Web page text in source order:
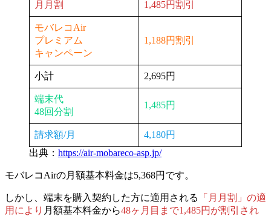
月月割 1,485円割引
モバレコAir
プレミアム
キャンペーン
1,188円割引
小計 2,695円
端末代
48回分割
1,485円
請求額/月
4,180円
出典： https://air-mobareco-asp.jp/
モバレコAirの月額基本料金は5,368円です。
しかし、端末を購入契約した方に適用される
「月月割」の適
用により 月額基本料金から48ヶ月目まで1,485円が割引され